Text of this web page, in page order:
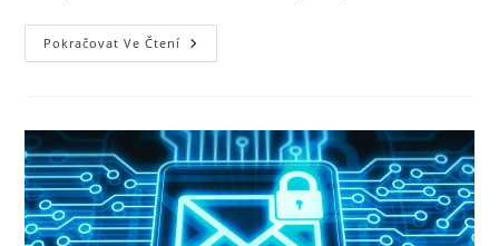
Pokračovat Ve Čtení